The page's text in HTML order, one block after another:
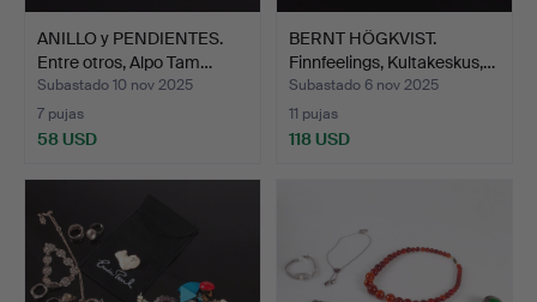
ANILLO y PENDIENTES.
Entre otros, Alpo Tam…
Subastado 10 nov 2025
7 pujas
58 USD
BERNT HÖGKVIST.
Finnfeelings, Kultakeskus,…
Subastado 6 nov 2025
11 pujas
118 USD